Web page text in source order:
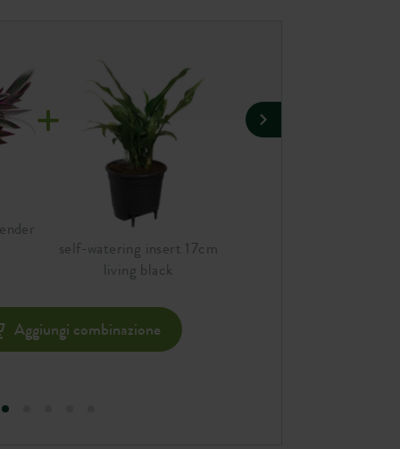
self-watering insert 17cm
living black
Aggiungi combinazione